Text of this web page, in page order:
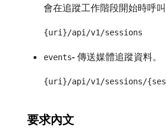
會在追蹤工作階段開始時呼叫
{uri}/api/v1/sessions
events- 傳送媒體追蹤資料。
{uri}/api/v1/sessions/
要求內文